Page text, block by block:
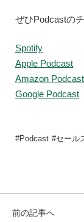
ぜひPodcastの
Spotify
Apple Podcast
Amazon Podcast
Google Podcast
Podcast セール
前の記事へ